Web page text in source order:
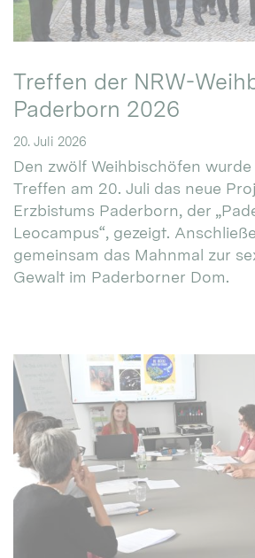
Treffen der NRW-
Paderborn 2026
20. Juli 2026
Den zwölf Weihbischöfen wurde
Treffen am 20. Juli das neue
Erzbistums Paderborn, der
Leocampus“, gezeigt.
gemeinsam das Mahnmal zur
Gewalt im Paderborner Dom.